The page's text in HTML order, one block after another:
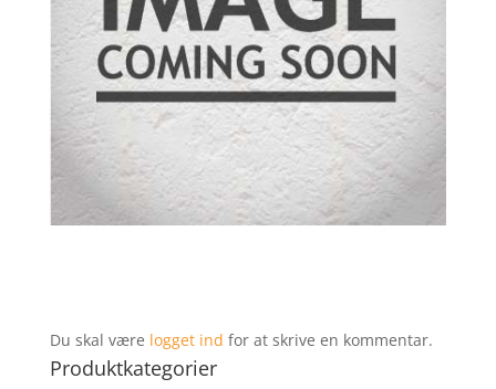
Du skal være logget ind for at skrive en kommentar.
Produktkategorier